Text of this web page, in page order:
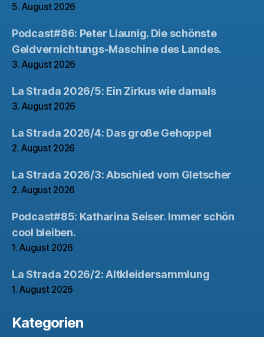
5. August 2026
Podcast#86: Peter Liaunig. Die schönste
Geldvernichtungs-Maschine des Landes.
3. August 2026
La Strada 2026/5: Ein Zirkus wie damals
3. August 2026
La Strada 2026/4: Das große Gehoppel
2. August 2026
La Strada 2026/3: Abschied vom Gletscher
2. August 2026
Podcast#85: Katharina Seiser. Immer schön
cool bleiben.
1. August 2026
La Strada 2026/2: Altkleidersammlung
1. August 2026
Kategorien